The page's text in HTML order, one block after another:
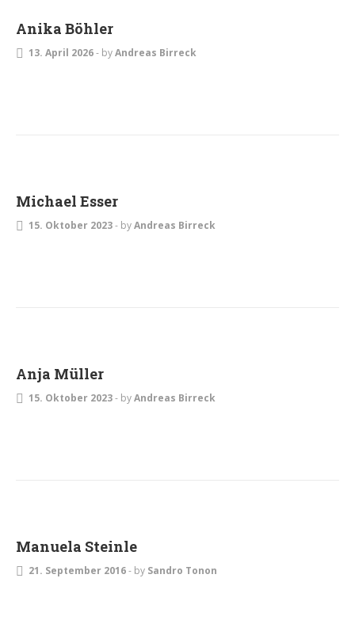
Anika Böhler
13. April 2026- byAndreas Birreck
Michael Esser
15. Oktober 2023- byAndreas Birreck
Anja Müller
15. Oktober 2023- byAndreas Birreck
Manuela Steinle
21. September 2016- by Sandro Tonon